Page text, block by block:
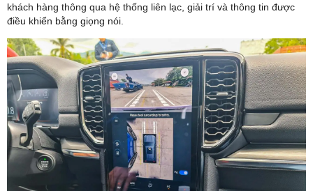
khách hàng thông qua hệ thống liên lạc, giải trí và thông tin được
điều khiển bằng giọng nói.